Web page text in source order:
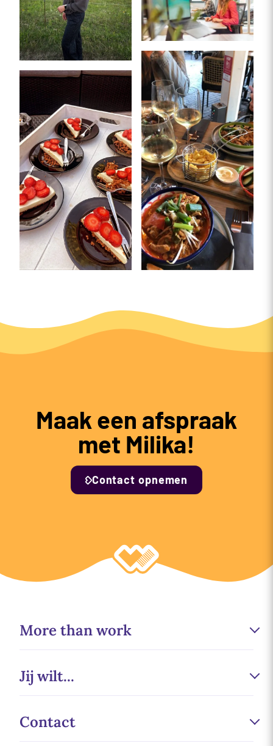
Maak een afspraak
met Milika!
Contact opnemen
More than work
Werken bij
Duurzaamheid
Wecademy
Jij wilt...
Minder fouten maken
Contact